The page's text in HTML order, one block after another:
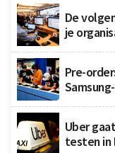
De
je
Pre-
Uber
testen in